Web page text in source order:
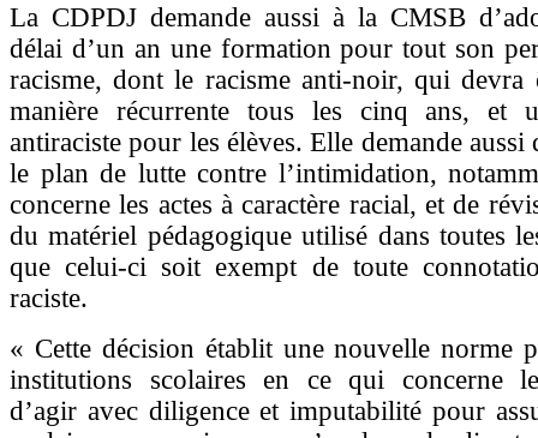
La CDPDJ demande aussi à la CMSB
délai d’un an une formation pour tout son
racisme, dont le racisme anti-noir, qui devra
manière récurrente tous les cinq ans, et
antiraciste pour les élèves. Elle demande aussi
le plan de lutte contre l’intimidation,
concerne les actes à caractère racial, et de
du matériel pédagogique utilisé dans toutes
que celui-ci soit exempt de toute
raciste.
« Cette décision établit une nouvelle norme
institutions scolaires en ce qui concerne
d’agir avec diligence et imputabilité pour